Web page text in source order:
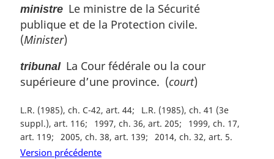
ministre Le ministre de la Sécurité
publique et de la Protection civile.
(Minister)
tribunalLa Cour fédérale ou la cour
supérieure d’une province. (court)
L.R. (1985), ch. C-42, art. 44
L.R. (1985), ch. 41 (3e
suppl.), art. 116
1997, ch. 36, art. 205
1999, ch. 17,
art. 119
2005, ch. 38, art. 139 2014, ch. 32, art. 5
Version précédente